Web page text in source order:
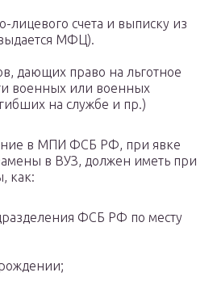
лицевого счета и выписку из
МФЦ).
дающих право на льготное
военных или военных
на службе и пр.)
в МПИ ФСБ РФ, при явке
в ВУЗ, должен иметь при
как:
ФСБ РФ по месту